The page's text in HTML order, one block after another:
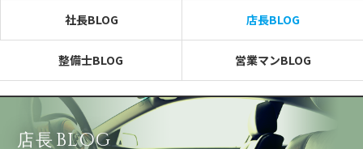
社長BLOG 店長BLOG
整備士BLOG 営業マンBLOG
店長BLOG